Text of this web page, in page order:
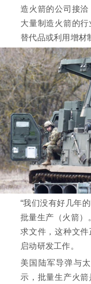
造火箭的公司接
大量制造火箭的
替代品或利用增材
“我们没有好几年
批量生产（火箭）
求文件，这种文
启动研发工作。
美国陆军导弹与
示，批量生产火